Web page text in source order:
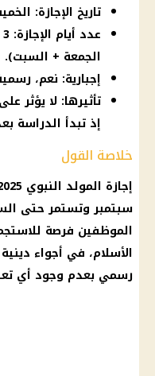
تاريخ الإجازة: الخميس 4
الجمعة + السبت).
إجبارية: نعم،
تأثيرها: لا يؤثر
إذ تبدأ الدراسة
خلاصة القول
إجازة المولد النبوي 2025
سبتمبر وتستمر حتى السبت 6 سبتمبر،
الموظفين فرصة
الأسلام، في أجواء
رسمي بعدم وجود أي